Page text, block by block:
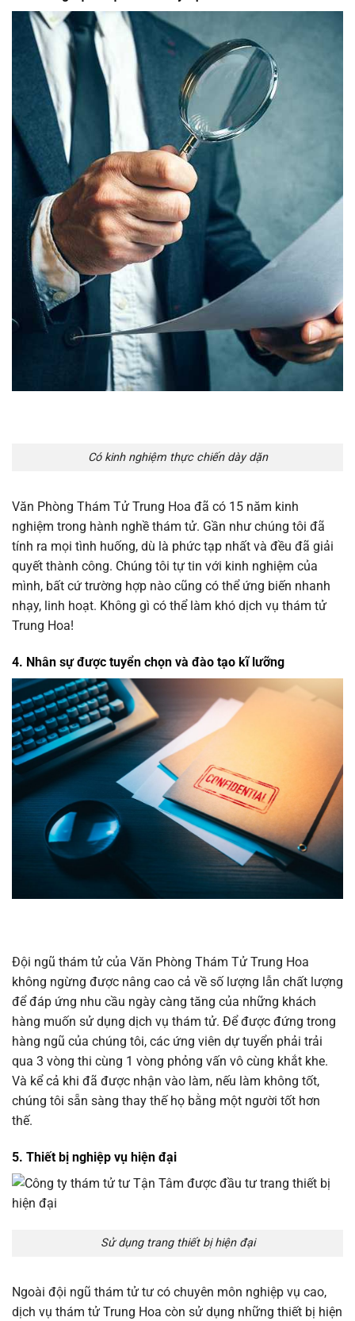
Có kinh nghiệm thực chiến dày dặn
Văn Phòng Thám Tử Trung Hoa đã có 15 năm kinh
nghiệm trong hành nghề thám tử. Gần như chúng tôi đã
tính ra mọi tình huống, dù là phức tạp nhất và đều đã giải
quyết thành công. Chúng tôi tự tin với kinh nghiệm của
mình, bất cứ trường hợp nào cũng có thể ứng biến nhanh
nhạy, linh hoạt. Không gì có thể làm khó dịch vụ thám tử
Trung Hoa!
4. Nhân sự được tuyển chọn và đào tạo kĩ lưỡng
Đội ngũ thám tử của Văn Phòng Thám Tử Trung Hoa
không ngừng được nâng cao cả về số lượng lẫn chất lượng
để đáp ứng nhu cầu ngày càng tăng của những khách
hàng muốn sử dụng dịch vụ thám tử. Để được đứng trong
hàng ngũ của chúng tôi, các ứng viên dự tuyển phải trải
qua 3 vòng thi cùng 1 vòng phỏng vấn vô cùng khắt khe.
Và kể cả khi đã được nhận vào làm, nếu làm không tốt,
chúng tôi sẵn sàng thay thế họ bằng một người tốt hơn
thế.
5. Thiết bị nghiệp vụ hiện đại
Sử dụng trang thiết bị hiện đại
Ngoài đội ngũ thám tử tư có chuyên môn nghiệp vụ cao,
dịch vụ thám tử Trung Hoa còn sử dụng những thiết bị hiện